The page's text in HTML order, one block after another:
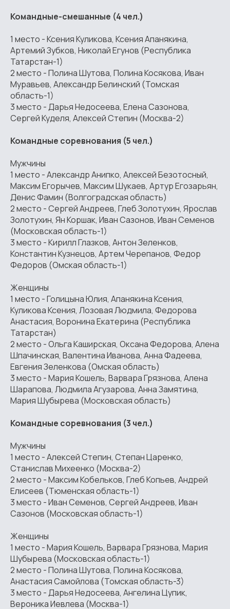
Командные-смешанные (4 чел.)
1 место - Ксения Куликова, Ксения Апанякина,
Артемий Зубков, Николай Егунов (Республика
Татарстан-1)
2 место - Полина Шутова, Полина Косякова, Иван
Муравьев, Александр Белинский (Томская
область-1)
3 место - Дарья Недосеева, Елена Сазонова,
Сергей Куделя, Алексей Степин (Москва-2)
Командные соревнования (5 чел.)
Мужчины
1 место - Александр Анипко, Алексей Безотосный,
Максим Егорычев, Максим Шукаев, Артур Егозарьян,
Денис Фамин (Волгоградская область)
2 место - Сергей Андреев, Глеб Золотухин, Ярослав
Золотухин, Ян Коршак, Иван Сазонов, Иван Семенов
(Московская область-1)
3 место - Кирилл Глазков, Антон Зеленков,
Константин Кузнецов, Артем Черепанов, Федор
Федоров (Омская область-1)
Женщины
1 место - Голицына Юлия, Апанякина Ксения,
Куликова Ксения, Лозовая Людмила, Федорова
Анастасия, Воронина Екатерина (Республика
Татарстан)
2 место - Ольга Каширская, Оксана Федорова, Алена
Шпачинская, Валентина Иванова, Анна Фадеева,
Евгения Зеленкова (Омская область)
3 место - Мария Кошель, Варвара Грязнова, Алена
Шарапова, Людмила Агузарова, Анна Замятина,
Мария Шубырева (Московская область)
Командные соревнования (3 чел.)
Мужчины
1 место - Алексей Степин, Степан Царенко,
Станислав Михеенко (Москва-2)
2 место - Максим Кобельков, Глеб Копьев, Андрей
Елисеев (Тюменская область-1)
3 место - Иван Семенов, Сергей Андреев, Иван
Сазонов (Московская область-1)
Женщины
1 место - Мария Кошель, Варвара Грязнова, Мария
Шубырева (Московская область-1)
2 место - Полина Шутова, Полина Косякова,
Анастасия Самойлова (Томская область-3)
3 место - Дарья Недосеева, Ангелина Цупик,
Вероника Иевлева (Москва-1)